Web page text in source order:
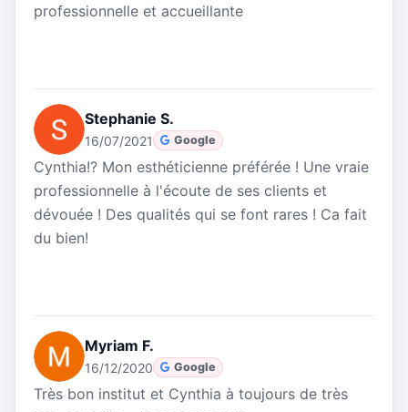
professionnelle et accueillante
Stephanie S.
16/07/2021 Google
Cynthia!? Mon esthéticienne préférée ! Une vraie
professionnelle à l'écoute de ses clients et
dévouée ! Des qualités qui se font rares ! Ca fait
du bien!
Myriam F.
16/12/2020 Google
Très bon institut et Cynthia à toujours de très